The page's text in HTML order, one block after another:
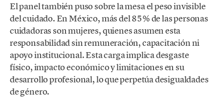
El panel también puso sobre la mesa el peso invisible
del cuidado. En México, más del 85% de las personas
cuidadoras son mujeres, quienes asumen esta
responsabilidad sin remuneración, capacitación ni
apoyo institucional. Esta carga implica desgaste
físico, impacto económico y limitaciones en su
desarrollo profesional, lo que perpetúa desigualdades
de género.